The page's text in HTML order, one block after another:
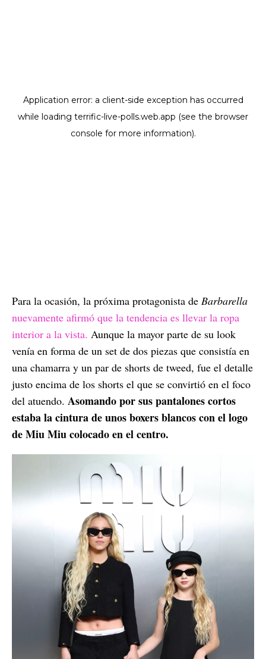
Para la ocasión, la próxima protagonista de Barbarella
nuevamente afirmó que la tendencia es llevar la ropa
interior a la vista. Aunque la mayor parte de su look
venía en forma de un set de dos piezas que consistía en
una chamarra y un par de shorts de tweed, fue el detalle
justo encima de los shorts el que se convirtió en el foco
del atuendo. Asomando por sus pantalones cortos
estaba la cintura de unos boxers blancos con el logo
de Miu Miu colocado en el centro.